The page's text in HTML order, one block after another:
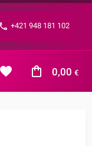
+421 948 181 102
0,00 €